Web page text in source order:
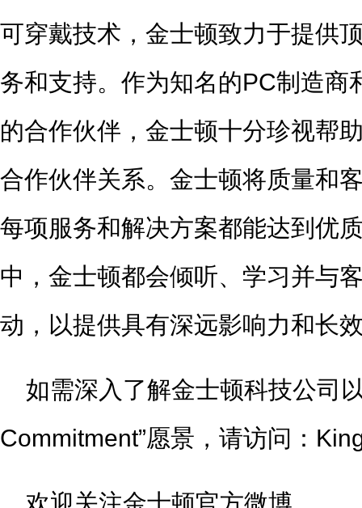
可穿戴技术，金士顿致力于提供
务和支持。作为知名的PC制造商
的合作伙伴，金士顿十分珍视帮
合作伙伴关系。金士顿将质量和
每项服务和解决方案都能达到优
中，金士顿都会倾听、学习并与
动，以提供具有深远影响力和长
如需深入了解金士顿科技公司
Commitment”愿景，请访问：